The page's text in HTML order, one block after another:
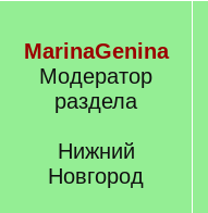
MarinaGenina
Модератор
раздела
Нижний
Новгород